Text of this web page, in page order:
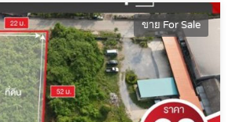
ขาย For Sale